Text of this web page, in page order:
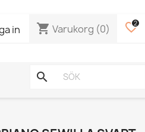
in shopping_cart Varukorg (0) favorite_border
2
search